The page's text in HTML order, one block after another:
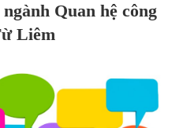
Quan hệ công
Liêm